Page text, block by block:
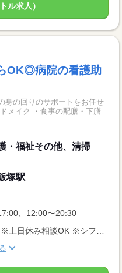
ル求人）
OK◎病院の看護助
身の回りのサポートをお任せ
メイク ・食事の配膳・下膳
・福祉その他、清掃
塚駅
、12:00〜20:30